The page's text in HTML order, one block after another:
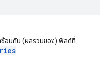
ซ้อนกับ (ผลรวมของ) ฟิลด์ที่